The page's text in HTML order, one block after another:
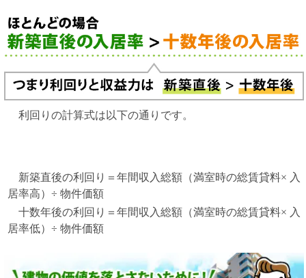
利回りの計算式は以下の通りです。
新築直後の利回り＝年間収入総額（満室時の総賃貸料× 入
居率高）÷ 物件価額
十数年後の利回り＝年間収入総額（満室時の総賃貸料× 入
居率低）÷ 物件価額